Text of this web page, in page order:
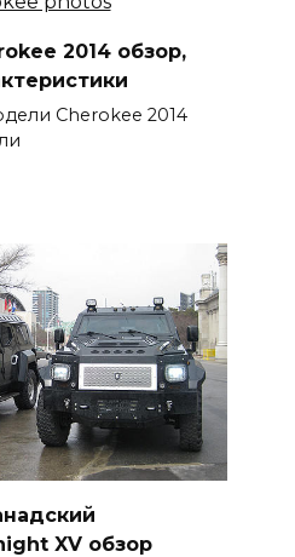
2014 обзор,
Cherokee 2014
XV обзор